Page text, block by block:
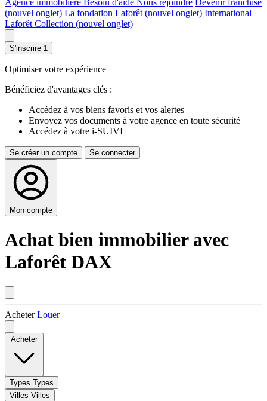
Agence immobilière Besoin d'aide Nous rejoindre Devenir franchisé
(nouvel onglet) La fondation Laforêt (nouvel onglet) International
Laforêt Collection (nouvel onglet)
S'inscrire 1
Optimiser votre expérience
Bénéficiez d'avantages clés :
Accédez à vos biens favoris et vos alertes
Envoyez vos documents à votre agence en toute sécurité
Accédez à votre i-SUIVI
Se créer un compte Se connecter
Mon compte
Achat bien immobilier avec
Laforêt DAX
AcheterLouer
Acheter
Types Types
Villes Villes